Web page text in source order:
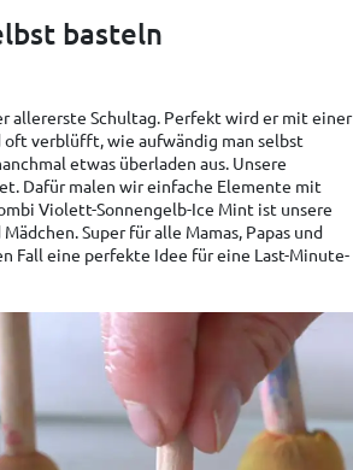
basteln
allererste Schultag. Perfekt wird er mit einer
verblüfft, wie aufwändig man selbst
etwas überladen aus. Unsere
Dafür malen wir einfache Elemente mit
Violett-Sonnengelb-Ice Mint ist unsere
Super für alle Mamas, Papas und
Fall eine perfekte Idee für eine Last-Minute-